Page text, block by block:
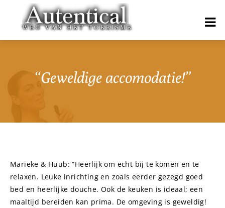
“Geweldige accomodatie!”
Marieke & Huub: “Heerlijk om echt bij te komen en te
relaxen. Leuke inrichting en zoals eerder gezegd goed
bed en heerlijke douche. Ook de keuken is ideaal; een
maaltijd bereiden kan prima. De omgeving is geweldig!